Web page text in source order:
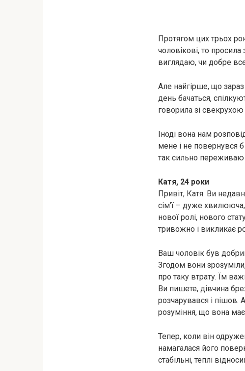
Протягом цих трьох
чоловікові, то
виглядаю, чи добре
Але найгірше, що
день бачаться,
говорила зі
Іноді вона нам
мене і не повернувся
так сильно переживаю
Катя, 24 роки
Привіт, Катя. Ви
сім’ї – дуже
нової ролі, нового
тривожно і викликає
Ваш чоловік був
Згодом вони
про таку втрату. Їм
Ви пишете, дівчина
розчарувався і пішов.
розуміння, що вона
Тепер, коли він
намагалася його
стабільні, теплі